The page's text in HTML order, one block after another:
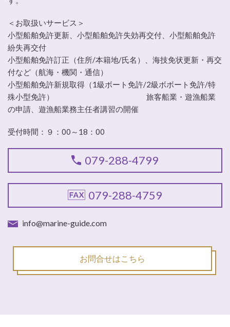
＜お取扱いサービス＞
小型船舶免許更新、小型船舶免許失効再交付、小型船舶免許
紛失再交付
小型船舶免許訂正（住所/本籍地/氏名）、海技免状更新・再交
付など（航海・機関・通信）
小型船舶免許新規取得（1級ボート免許/2級ボボート免許/特
殊小型免許） 旅客船業・遊漁船業
の申請、遊漁船業務主任者講習の開催
受付時間：９：00～18：00
079-288-4799
079-288-4759
info@marine-guide.com
お問合せはこちら